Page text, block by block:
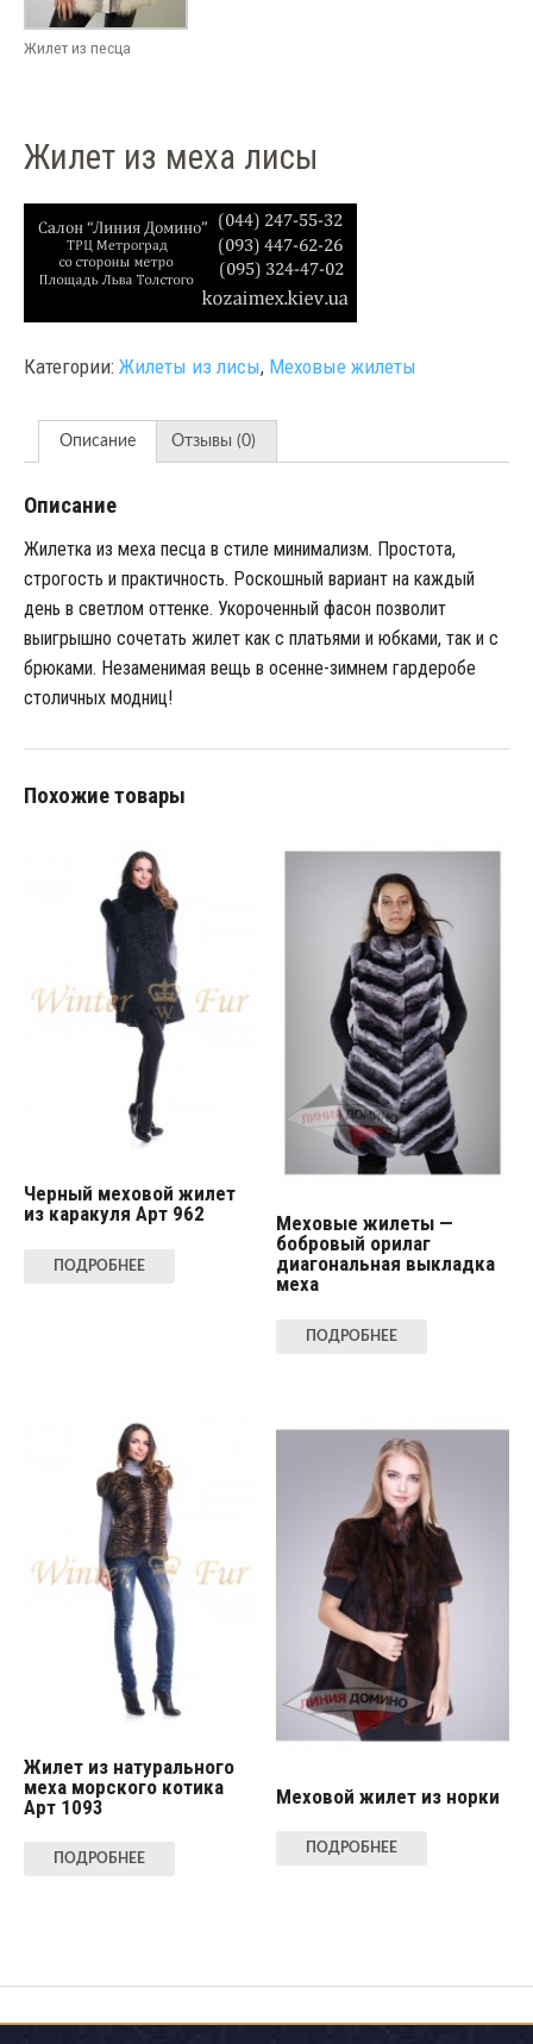
Жилет из песца
Жилет из меха лисы
Категории: Жилеты из лисы, Меховые жилеты
Описание Отзывы (0)
Описание
Жилетка из меха песца в стиле минимализм. Простота,
строгость и практичность. Роскошный вариант на каждый
день в светлом оттенке. Укороченный фасон позволит
выигрышно сочетать жилет как с платьями и юбками, так и с
брюками. Незаменимая вещь в осенне-зимнем гардеробе
столичных модниц!
Похожие товары
Черный меховой жилет
из каракуля Арт 962
ПОДРОБНЕЕ
Меховые жилеты —
бобровый орилаг
диагональная выкладка
меха
ПОДРОБНЕЕ
Жилет из натурального
меха морского котика
Арт 1093
ПОДРОБНЕЕ
Меховой жилет из норки
ПОДРОБНЕЕ